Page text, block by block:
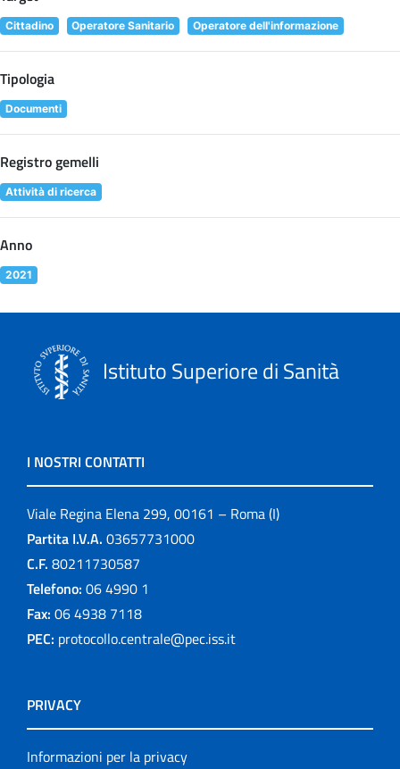
Cittadino Operatore Sanitario Operatore dell'informazione
Tipologia
Documenti
Registro gemelli
Attività di ricerca
Anno
2021
Istituto Superiore di Sanità
I NOSTRI CONTATTI
Viale Regina Elena 299, 00161 – Roma (I)
Partita I.V.A. 03657731000
C.F. 80211730587
Telefono: 06 4990 1
Fax: 06 4938 7118
PEC: protocollo.centrale@pec.iss.it
PRIVACY
Informazioni per la privacy